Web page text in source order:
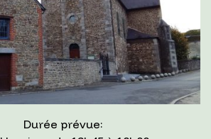
Durée prévue: